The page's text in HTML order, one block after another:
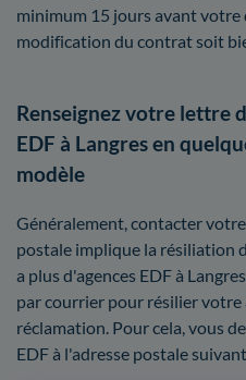
minimum 15 jours avant votre
modification du contrat soit
Renseignez votre lettre
EDF à Langres en
modèle
Généralement, contacter
postale implique la résiliation
a plus d'agences EDF à
par courrier pour résilier
réclamation. Pour cela, vous
EDF à l'adresse postale